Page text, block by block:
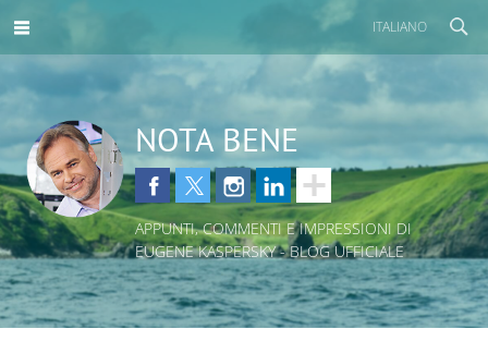
ITALIANO
NOTA BENE
APPUNTI, COMMENTI E IMPRESSIONI DI
EUGENE KASPERSKY - BLOG UFFICIALE